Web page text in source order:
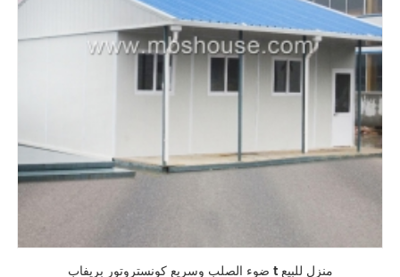
ضوء الصلب وسريع كونستروتور بريفاب t منزل للبيع